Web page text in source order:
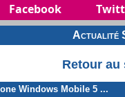
Facebook
Actualité
Retour au
Windows Mobile 5 ...